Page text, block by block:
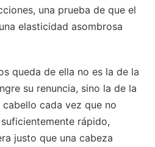
una prueba de que el
elasticidad asombrosa
queda de ella no es la de la
su renuncia, sino la de la
cada vez que no
rápido,
justo que una cabeza